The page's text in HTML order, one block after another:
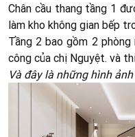
Chân cầu thang tầng 1
làm kho không gian bếp
Tầng 2 bao gồm 2
công của chị Nguyệt. và
Và đây là những hình